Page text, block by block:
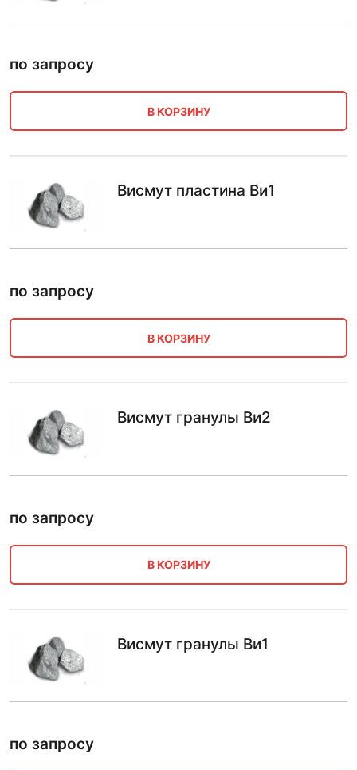
по запросу
В КОРЗИНУ
Висмут пластина Ви1
по запросу
В КОРЗИНУ
Висмут гранулы Ви2
по запросу
В КОРЗИНУ
Висмут гранулы Ви1
по запросу